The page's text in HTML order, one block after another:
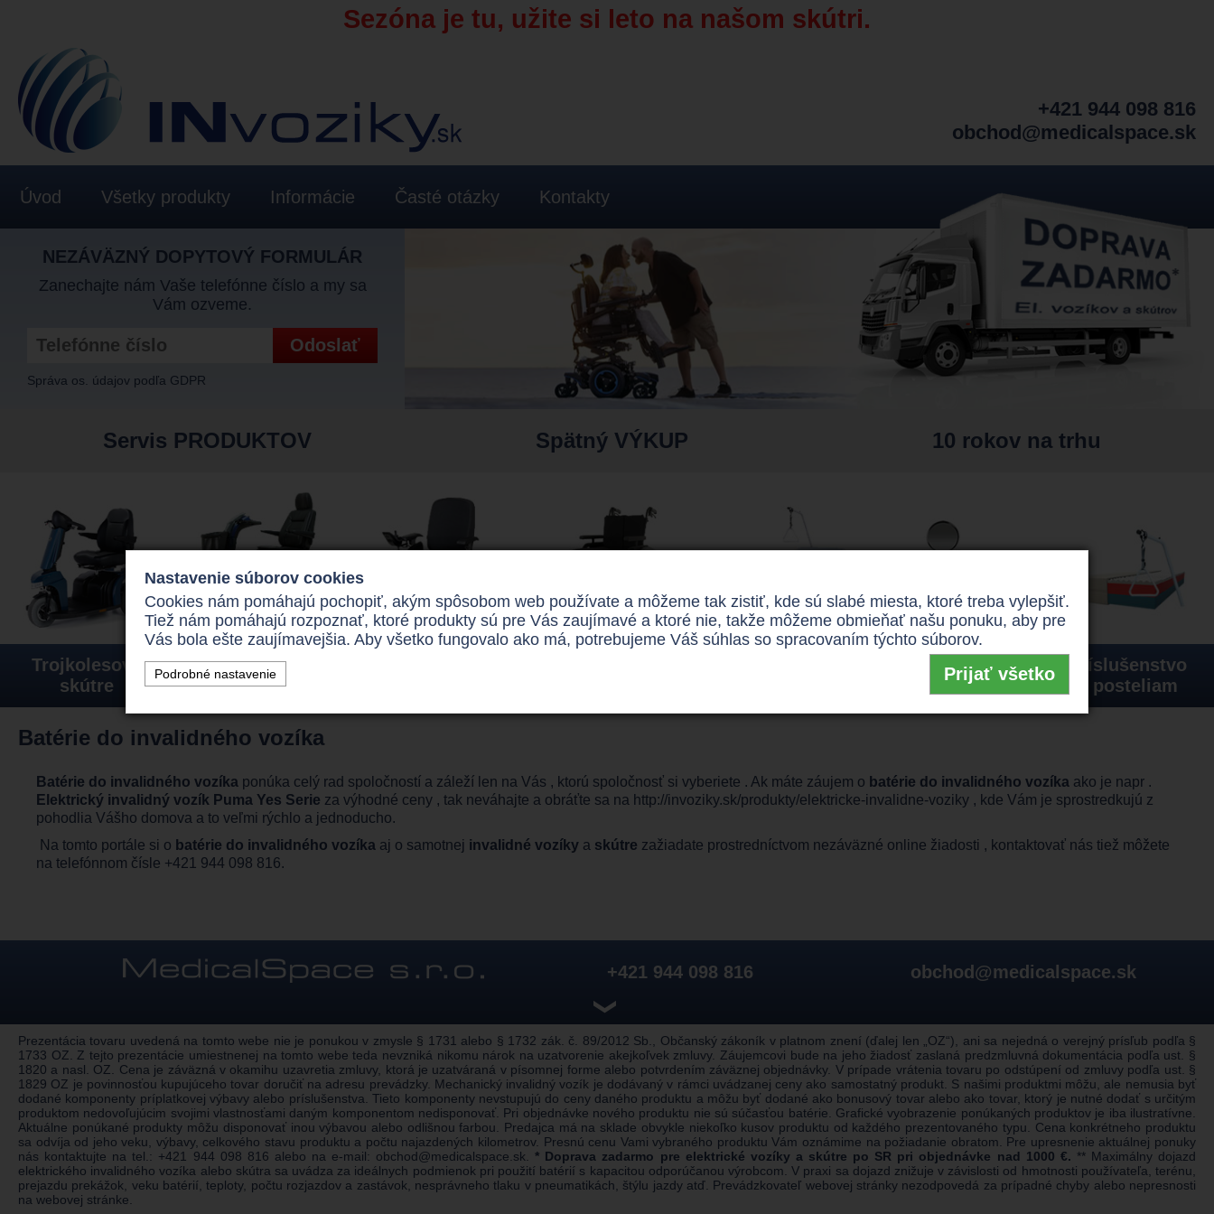
Sezóna je tu, užite si leto na našom skútri.
+421 944 098 816
obchod@medicalspace.sk
Úvod Všetky produkty Informácie Časté otázky Kontakty
NEZÁVÄZNÝ DOPYTOVÝ FORMULÁR
Zanechajte nám Vaše telefónne číslo a my sa
Vám ozveme.
Správa os. údajov podľa GDPR
Servis PRODUKTOV Spätný VÝKUP 10 rokov na trhu
Trojkolesové
skútre
Štvorkolesové
skútre
Príslušenstvo
k vozíkom
Príslušenstvo
k posteliam
Batérie do invalidného vozíka
Batérie do invalidného vozíka ponúka celý rad spoločností a záleží len na Vás , ktorú spoločnosť si vyberiete . Ak máte záujem o batérie do invalidného vozíka ako je napr .
Elektrický invalidný vozík Puma Yes Serie za výhodné ceny , tak neváhajte a obráťte sa na http://invoziky.sk/produkty/elektricke-invalidne-voziky , kde Vám je sprostredkujú z
pohodlia Vášho domova a to veľmi rýchlo a jednoducho.
Na tomto portále si o batérie do invalidného vozíka aj o samotnej invalidné vozíky a skútre zažiadate prostredníctvom nezáväzné online žiadosti , kontaktovať nás tiež môžete
na telefónnom čísle +421 944 098 816.
+421 944 098 816 obchod@medicalspace.sk
❯
Prezentácia tovaru uvedená na tomto webe nie je ponukou v zmysle § 1731 alebo § 1732 zák. č. 89/2012 Sb., Občanský zákoník v platnom znení (ďalej len „OZ“), ani sa nejedná o verejný prísľub podľa §
1733 OZ. Z tejto prezentácie umiestnenej na tomto webe teda nevzniká nikomu nárok na uzatvorenie akejkoľvek zmluvy. Záujemcovi bude na jeho žiadosť zaslaná predzmluvná dokumentácia podľa ust. §
1820 a nasl. OZ. Cena je záväzná v okamihu uzavretia zmluvy, ktorá je uzatváraná v písomnej forme alebo potvrdením záväznej objednávky. V prípade vrátenia tovaru po odstúpení od zmluvy podľa ust. §
1829 OZ je povinnosťou kupujúceho tovar doručiť na adresu prevádzky. Mechanický invalidný vozík je dodávaný v rámci uvádzanej ceny ako samostatný produkt. S našimi produktmi môžu, ale nemusia byť
dodané komponenty príplatkovej výbavy alebo príslušenstva. Tieto komponenty nevstupujú do ceny daného produktu a môžu byť dodané ako bonusový tovar alebo ako tovar, ktorý je nutné dodať s určitým
produktom nedovoľujúcim svojimi vlastnosťami daným komponentom nedisponovať. Pri objednávke nového produktu nie sú súčasťou batérie. Grafické vyobrazenie ponúkaných produktov je iba ilustratívne.
Aktuálne ponúkané produkty môžu disponovať inou výbavou alebo odlišnou farbou. Predajca má na sklade obvykle niekoľko kusov produktu od každého prezentovaného typu. Cena konkrétneho produktu
sa odvíja od jeho veku, výbavy, celkového stavu produktu a počtu najazdených kilometrov. Presnú cenu Vami vybraného produktu Vám oznámime na požiadanie obratom. Pre upresnenie aktuálnej ponuky
nás kontaktujte na tel.: +421 944 098 816 alebo na e-mail: obchod@medicalspace.sk * Doprava zadarmo pre elektrické vozíky a skútre po SR pri objednávke nad 1000 €. ** Maximálny dojazd
elektrického invalidného vozíka alebo skútra sa uvádza za ideálnych podmienok pri použití batérií s kapacitou odporúčanou výrobcom. V praxi sa dojazd znižuje v závislosti od hmotnosti používateľa, terénu,
prejazdu prekážok, veku batérií, teploty, počtu rozjazdov a zastávok, nesprávneho tlaku v pneumatikách, štýlu jazdy atď. Prevádzkovateľ webovej stránky nezodpovedá za prípadné chyby alebo nepresnosti
na webovej stránke.
Nastavenie súborov cookies
Cookies nám pomáhajú pochopiť, akým spôsobom web používate a môžeme tak zistiť, kde sú slabé miesta, ktoré treba vylepšiť.
Tiež nám pomáhajú rozpoznať, ktoré produkty sú pre Vás zaujímavé a ktoré nie, takže môžeme obmieňať našu ponuku, aby pre
Vás bola ešte zaujímavejšia. Aby všetko fungovalo ako má, potrebujeme Váš súhlas so spracovaním týchto súborov.
Podrobné nastavenie Prijať všetko